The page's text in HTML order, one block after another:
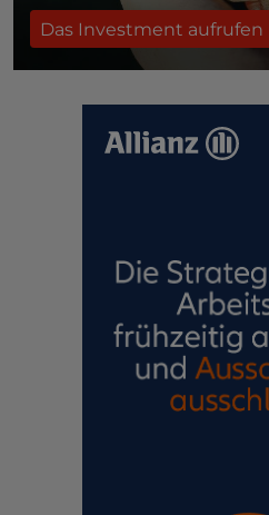
Das Investment aufrufen